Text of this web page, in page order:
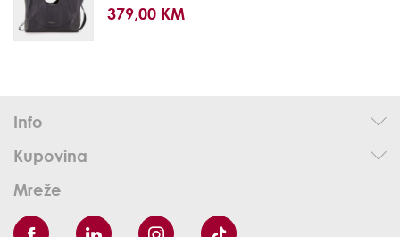
379,00 KM
Info
Kupovina
Mreže